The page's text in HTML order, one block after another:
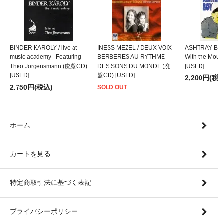
BINDER KAROLY / live at
music academy - Featuring
Theo Jorgensmann (廃盤CD)
[USED]
2,750円(税込)
INESS MEZEL / DEUX VOIX
BERBERES AU RYTHME
DES SONS DU MONDE (廃
盤CD) [USED]
SOLD OUT
ASHTRAY
With the
[USED]
2,200円(
ホーム
カートを見る
特定商取引法に基づく表記
プライバシーポリシー